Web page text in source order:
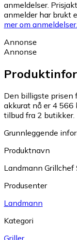
anmeldelser.
anmelder har brukt
mer om anmeldelser.
Annonse
Annonse
Den billigste prisen
akkurat nå er 4 566
tilbud fra 2 butikker.
Grunnleggende
Produktnavn
Landmann Grillchef
Produsenter
Landmann
Kategori
Griller